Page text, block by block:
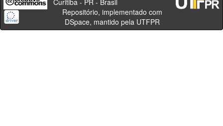
Curitiba - PR - Brasil
Repositório, implementado com
DSpace, mantido pela UTFPR